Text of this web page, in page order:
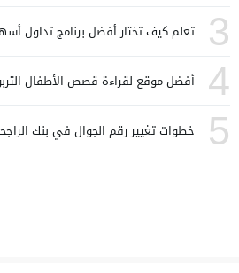
3 تعلم كيف تختار أفضل برنامج تداول أسهم
4 أفضل موقع لقراءة قصص الأطفال
5 خطوات تغيير رقم الجوال في بنك